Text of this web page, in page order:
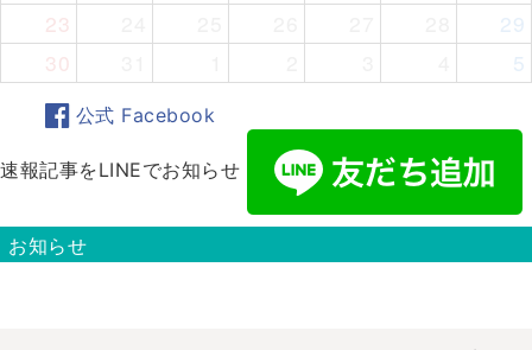
23
29
30
5
公式 Facebook
速報記事をLINEでお知らせ
お知らせ